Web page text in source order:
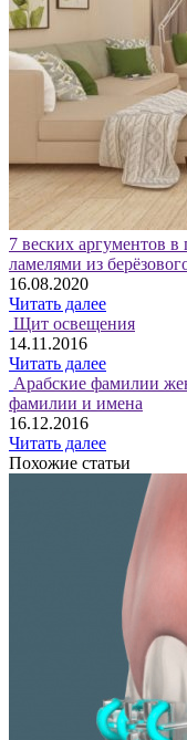
7 веских аргументов в
ламелями из
16.08.2020
Читать далее
Щит освещения
14.11.2016
Читать далее
Арабские фамилии
фамилии и имена
16.12.2016
Читать далее
Похожие статьи